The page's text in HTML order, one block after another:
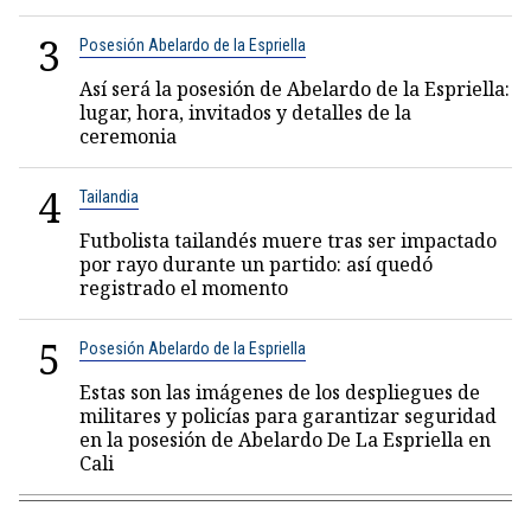
3 Posesión Abelardo de la Espriella
Así será la posesión de Abelardo de la Espriella:
lugar, hora, invitados y detalles de la
ceremonia
4 Tailandia
Futbolista tailandés muere tras ser impactado
por rayo durante un partido: así quedó
registrado el momento
5 Posesión Abelardo de la Espriella
Estas son las imágenes de los despliegues de
militares y policías para garantizar seguridad
en la posesión de Abelardo De La Espriella en
Cali